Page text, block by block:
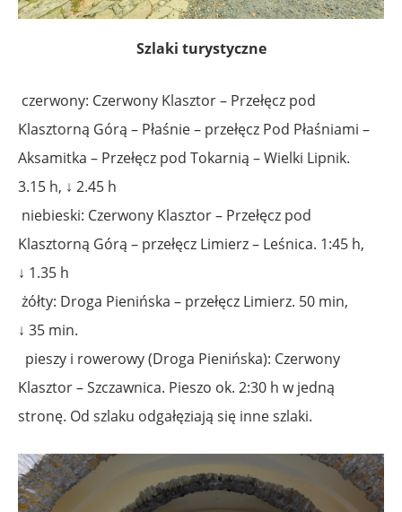
Szlaki turystyczne
czerwony: Czerwony Klasztor – Przełęcz pod
Klasztorną Górą – Płaśnie – przełęcz Pod Płaśniami –
Aksamitka – Przełęcz pod Tokarnią – Wielki Lipnik.
3.15 h, ↓ 2.45 h
niebieski: Czerwony Klasztor – Przełęcz pod
Klasztorną Górą – przełęcz Limierz – Leśnica. 1:45 h,
↓ 1.35 h
żółty: Droga Pienińska – przełęcz Limierz. 50 min,
↓ 35 min.
pieszy i rowerowy (Droga Pienińska): Czerwony
Klasztor – Szczawnica. Pieszo ok. 2:30 h w jedną
stronę. Od szlaku odgałęziają się inne szlaki.